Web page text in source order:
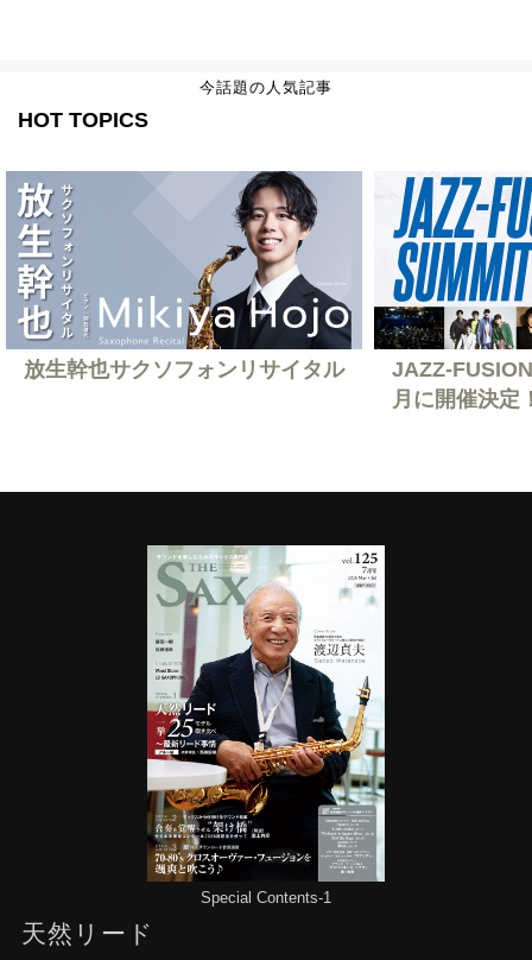
今話題の人気記事
HOT TOPICS
放生幹也サクソフォンリサイタル
JAZZ-
月に開催決定
Special Contents-1
天然リード